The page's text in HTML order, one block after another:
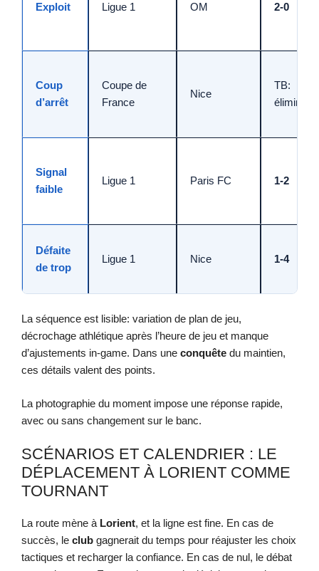
Exploit Ligue 1 OM 2-0
Coup
d’arrêt
Coupe de
France
Nice
TB:
Signal
faible
Ligue 1 Paris FC 1-2
Défaite
de trop
Ligue 1 Nice 1-4
La séquence est lisible: variation de plan de jeu,
décrochage athlétique après l’heure de jeu et manque
d’ajustements in-game. Dans une conquête du maintien,
ces détails valent des points.
La photographie du moment impose une réponse rapide,
avec ou sans changement sur le banc.
SCÉNARIOS ET CALENDRIER : LE
DÉPLACEMENT À LORIENT COMME
TOURNANT
La route mène à Lorient, et la ligne est fine. En cas de
succès, le club gagnerait du temps pour réajuster les choix
tactiques et recharger la confiance. En cas de nul, le débat